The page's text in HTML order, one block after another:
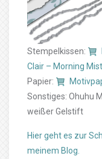
Stempelkissen:
Clair – Morning Mist
Papier:
Sonstiges: Ohuhu
weißer Gelstift
Hier geht es zur
meinem Blog.